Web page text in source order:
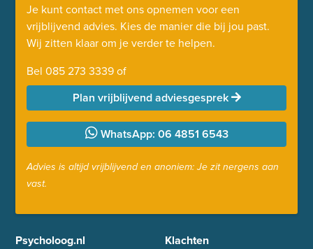
Je kunt contact met ons opnemen voor een
vrijblijvend advies. Kies de manier die bij jou past.
Wij zitten klaar om je verder te helpen.
Bel 085 273 3339of
Plan vrijblijvend adviesgesprek
WhatsApp: 06 4851 6543
Advies is altijd vrijblijvend en anoniem: Je zit nergens aan
vast.
Psycholoog.nl
Klachten